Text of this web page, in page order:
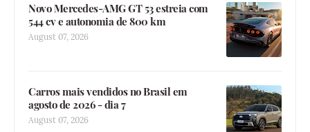
Novo Mercedes-AMG GT 53 estreia com
544 cv e autonomia de 800 km
August 07, 2026
Carros mais vendidos no Brasil em
agosto de 2026 - dia 7
August 07, 2026